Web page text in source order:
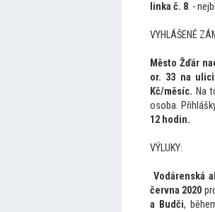
linka č. 8. -
VYHLÁŠENÉ
Město Žďár
or. 33 na
Kč/měsíc. Na
osoba.
12 hodin.
VÝLUKY:
Vodárenská
června 2020
a Budči,